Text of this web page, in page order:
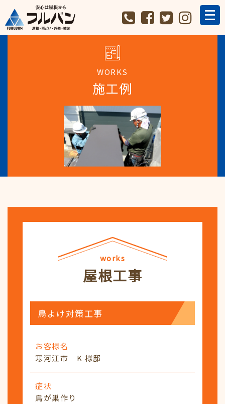
WORKS
施工例
works
屋根工事
鳥よけ対策工事
お客様名
寒河江市 K 様邸
症状
鳥が巣作り